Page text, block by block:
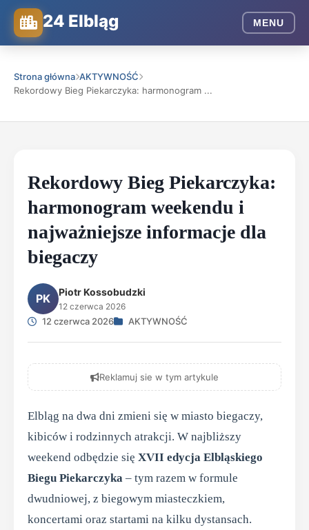
24 Elbląg MENU
Strona główna AKTYWNOŚĆ
Rekordowy Bieg Piekarczyka: harmonogram ...
Rekordowy Bieg Piekarczyka:
harmonogram weekendu i
najważniejsze informacje dla
biegaczy
PK Piotr Kossobudzki
12 czerwca 2026
12 czerwca 2026 AKTYWNOŚĆ
Reklamuj sie w tym artykule
Elbląg na dwa dni zmieni się w miasto biegaczy,
kibiców i rodzinnych atrakcji. W najbliższy
weekend odbędzie się XVII edycja Elbląskiego
Biegu Piekarczyka – tym razem w formule
dwudniowej, z biegowym miasteczkiem,
koncertami oraz startami na kilku dystansach.